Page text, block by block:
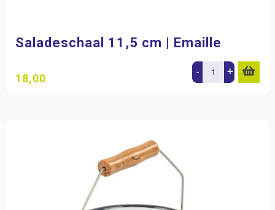
Saladeschaal 11,5 cm | Emaille
18,00 - +